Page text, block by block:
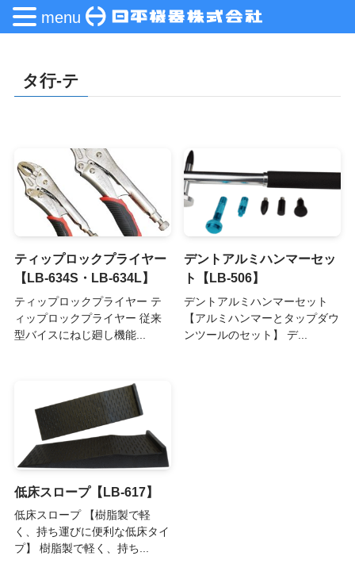
タ行-テ
ティップロックプライヤー
【LB-634S・LB-634L】
ティップロックプライヤー テ
ィップロックプライヤー 従来
型バイスにねじ廻し機能...
デントアルミハンマーセッ
ト【LB-506】
デントアルミハンマーセット
【アルミハンマーとタップダウ
ンツールのセット】 デ...
低床スロープ【LB-617】
低床スロープ 【樹脂製で軽
く、持ち運びに便利な低床タイ
プ】 樹脂製で軽く、持ち...
menu